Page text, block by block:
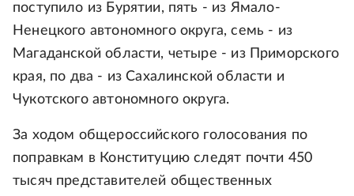
поступило из Бурятии, пять - из Ямало-
Ненецкого автономного округа, семь - из
Магаданской области, четыре - из Приморского
края, по два - из Сахалинской области и
Чукотского автономного округа.
За ходом общероссийского голосования по
поправкам в Конституцию следят почти 450
тысяч представителей общественных